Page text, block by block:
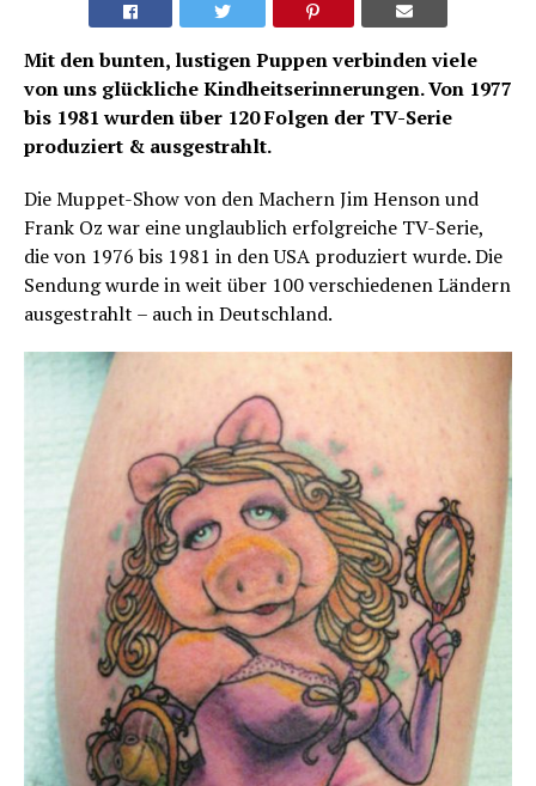
Mit den bunten, lustigen Puppen verbinden viele
von uns glückliche Kindheitserinnerungen. Von 1977
bis 1981 wurden über 120 Folgen der TV-Serie
produziert & ausgestrahlt.
Die Muppet-Show von den Machern Jim Henson und
Frank Oz war eine unglaublich erfolgreiche TV-Serie,
die von 1976 bis 1981 in den USA produziert wurde. Die
Sendung wurde in weit über 100 verschiedenen Ländern
ausgestrahlt – auch in Deutschland.